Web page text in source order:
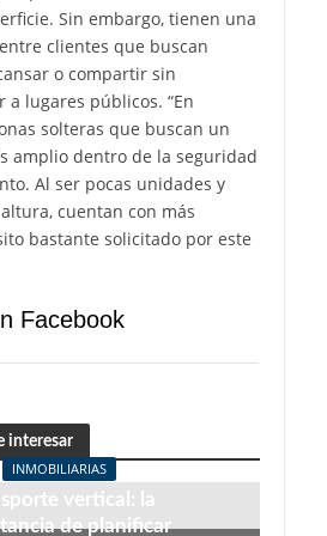
Sin embargo, tienen una
clientes que buscan
o compartir sin
a lugares públicos. “En
solteras que buscan un
amplio dentro de la seguridad
Al ser pocas unidades y
cuentan con más
bastante solicitado por este
Facebook
interesar
INMOBILIARIAS
vertical: la
de planificar